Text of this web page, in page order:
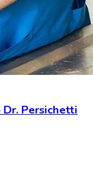
Persichetti